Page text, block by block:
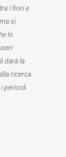
i fiori e
si
lo
darà la
ricerca
i pericoli